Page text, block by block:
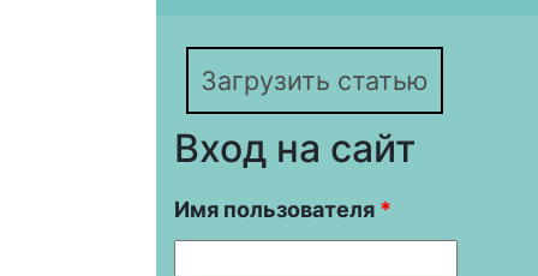
законодательной
Загрузить статью
Вход на сайт
Имя пользователя *